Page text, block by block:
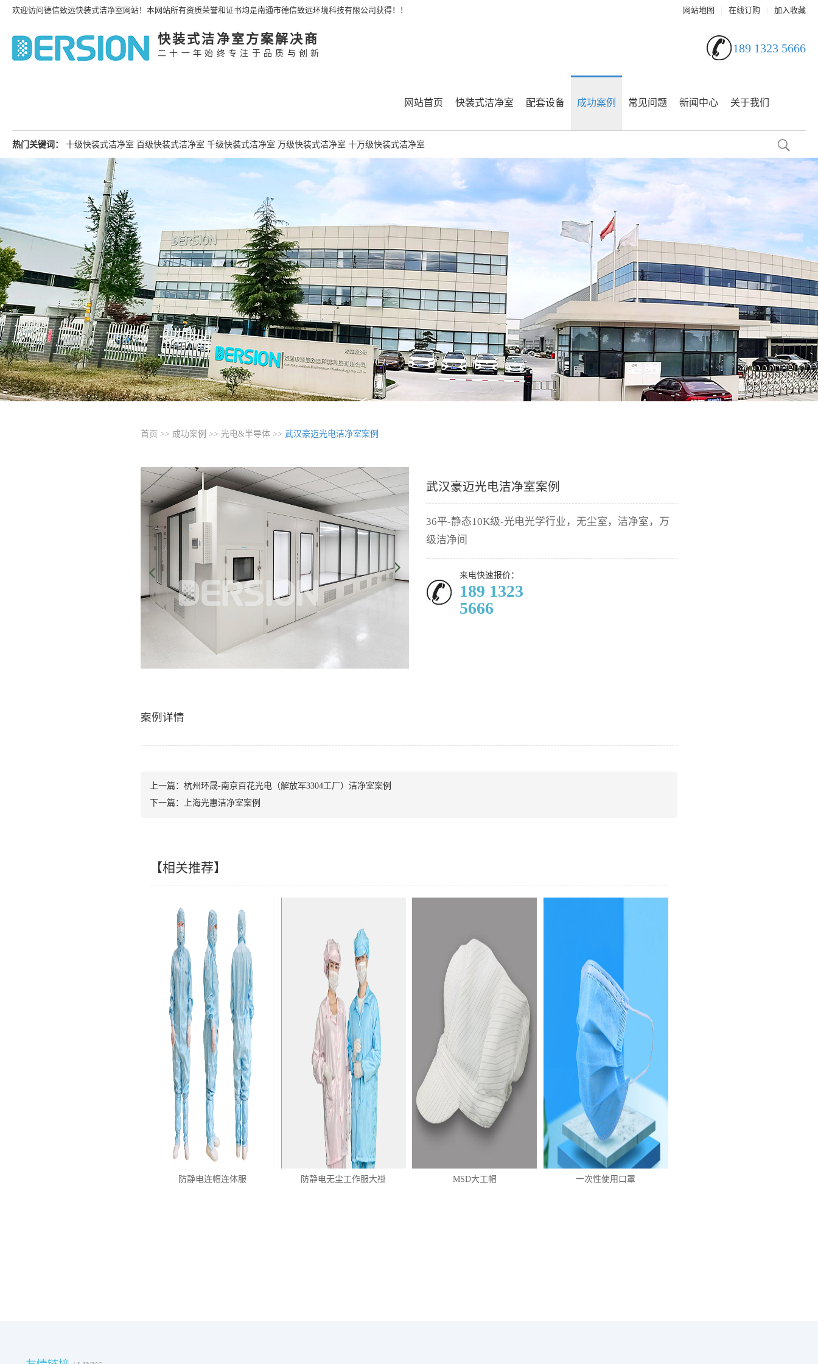
网站地图 在线订购 加入收藏
欢迎访问德信致远快装式洁净室网站！本网站所有资质荣誉和证书均是南通市德信致远环境科技有限公司获得！！
快装式洁净室方案解决商
二十一年始终专注于品质与创新 189 1323 5666
网站首页 快装式洁净室 配套设备 成功案例 常见问题 新闻中心 关于我们
热门关键词： 十级快装式洁净室 百级快装式洁净室 千级快装式洁净室 万级快装式洁净室 十万级快装式洁净室
首页 >> 成功案例 >> 光电&半导体>> 武汉豪迈光电洁净室案例
武汉豪迈光电洁净室案例
36平-静态10K级-光电光学行业，无尘室，洁净室，万
级洁净间
来电快速报价：
189 1323
5666
案例详情
上一篇： 杭州环晟-南京百花光电（解放军3304工厂）洁净室案例
下一篇：
上海光惠洁净室案例
【相关推荐】
防静电连帽连体服 防静电无尘工作服大褂 MSD大工帽 一次性使用口罩